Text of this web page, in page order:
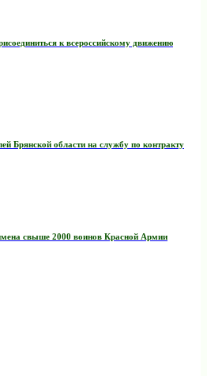
к всероссийскому движению
Брянской области на службу по контракту
свыше 2000 воинов Красной Армии